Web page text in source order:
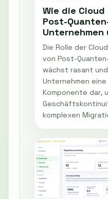
Wie die
Post-
Die Rolle der
von Post-
wächst rasant
Unternehmen
Komponente dar,
komplexen